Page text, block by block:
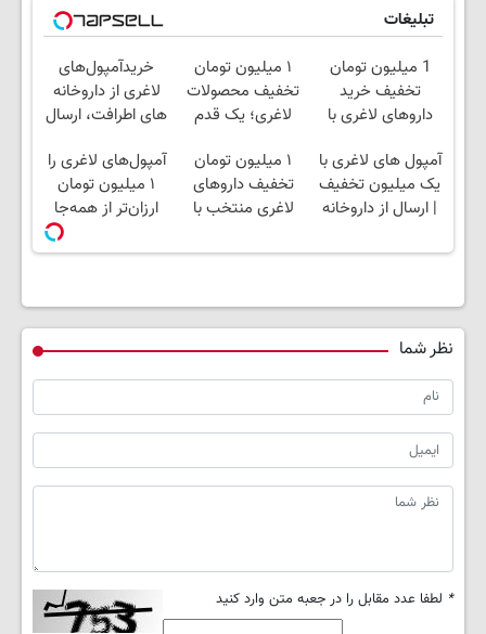
تبلیغات
1 میلیون تومان
تخفیف خرید
داروهای لاغری با
پک یخ!
۱ میلیون تومان
تخفیف محصولات
لاغری؛ یک قدم
کاهش وزن
خریدآمپول‌های
لاغری از داروخانه
های اطرافت، ارسال
یخ!
آمپول های لاغری با
یک میلیون تخفیف
| ارسال از داروخانه
۱ میلیون تومان
تخفیف داروهای
لاغری منتخب با
نزدیکت
آمپول‌های لاغری را
۱ میلیون تومان
ارزان‌تر از همه‌جا
نظر شما
* لطفا عدد مقابل را در جعبه متن وارد کنید